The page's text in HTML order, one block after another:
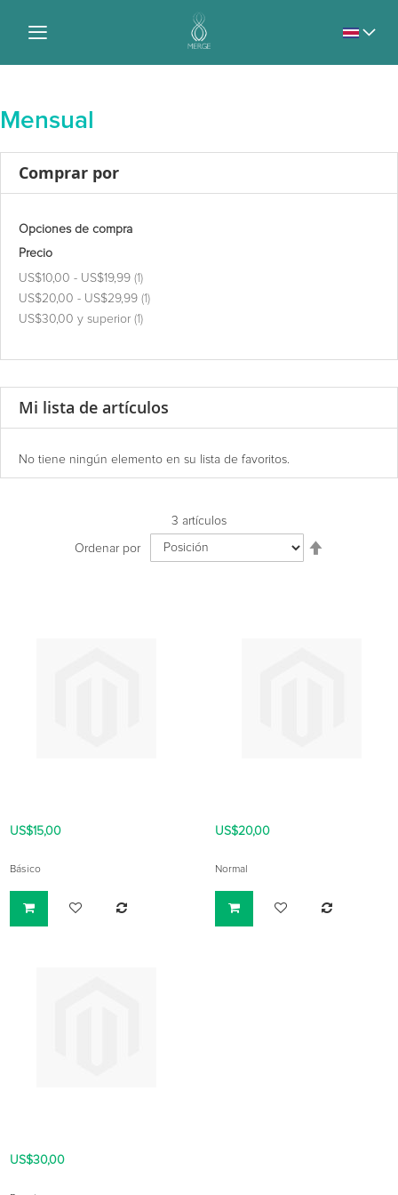
Lenguaje
Mensual
3 artículos
Ordenar por
US$15,00
Básico
US$20,00
Normal
US$30,00
Comprar por
Opciones de compra
Precio
US$10,00 - US$19,99 1artículo
US$20,00 - US$29,99 1artículo
US$30,00 y superior 1artículo
Mi lista de artículos
No tiene ningún elemento en su lista de favoritos.